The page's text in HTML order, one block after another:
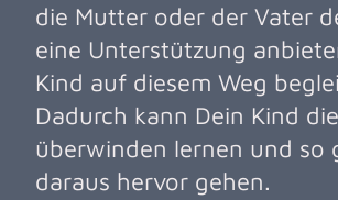
die Mutter oder der Vater
eine Unterstützung
Kind auf diesem Weg
Dadurch kann Dein Kind
überwinden lernen und so
daraus hervor gehen.